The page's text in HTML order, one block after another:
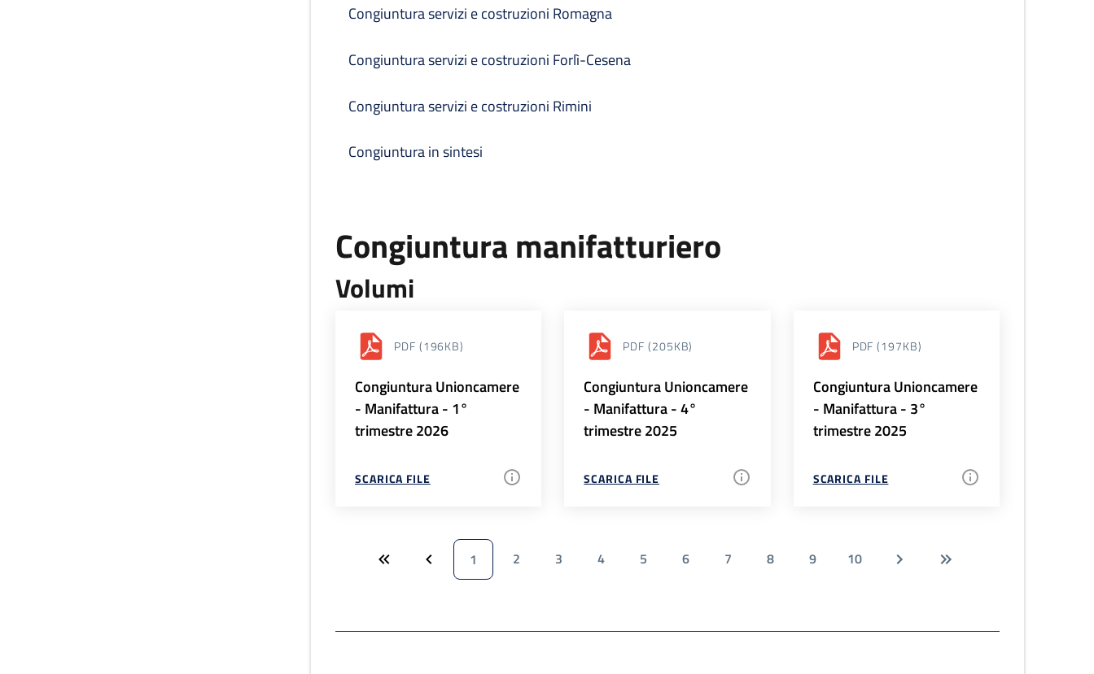
Congiuntura servizi e costruzioni Romagna
Congiuntura servizi e costruzioni Forlì-Cesena
Congiuntura servizi e costruzioni Rimini
Congiuntura in sintesi
Congiuntura manifatturiero
Volumi
PDF (196KB)
Congiuntura Unioncamere
- Manifattura - 1°
trimestre 2026
SCARICA FILE
PDF (205KB)
Congiuntura Unioncamere
- Manifattura - 4°
trimestre 2025
SCARICA FILE
PDF (197KB)
Congiuntura Unioncamere
- Manifattura - 3°
trimestre 2025
SCARICA FILE
1 2 3 4 5 6 7 8 9 10